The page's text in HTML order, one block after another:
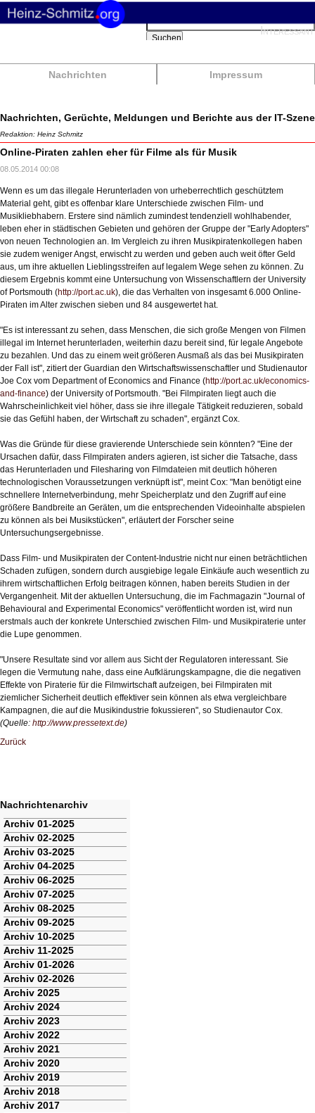
Nachrichten Impressum
Suchbegriffe
Suchen
Nachrichten, Gerüchte, Meldungen und Berichte aus der IT-Szene
Redaktion: Heinz Schmitz
Online-Piraten zahlen eher für Filme als für Musik
08.05.2014 00:08
Wenn es um das illegale Herunterladen von urheberrechtlich geschütztem
Material geht, gibt es offenbar klare Unterschiede zwischen Film- und
Musikliebhabern. Erstere sind nämlich zumindest tendenziell wohlhabender,
leben eher in städtischen Gebieten und gehören der Gruppe der "Early Adopters"
von neuen Technologien an. Im Vergleich zu ihren Musikpiratenkollegen haben
sie zudem weniger Angst, erwischt zu werden und geben auch weit öfter Geld
aus, um ihre aktuellen Lieblingsstreifen auf legalem Wege sehen zu können. Zu
diesem Ergebnis kommt eine Untersuchung von Wissenschaftlern der University
of Portsmouth (http://port.ac.uk), die das Verhalten von insgesamt 6.000 Online-
Piraten im Alter zwischen sieben und 84 ausgewertet hat.
"Es ist interessant zu sehen, dass Menschen, die sich große Mengen von Filmen
illegal im Internet herunterladen, weiterhin dazu bereit sind, für legale Angebote
zu bezahlen. Und das zu einem weit größeren Ausmaß als das bei Musikpiraten
der Fall ist", zitiert der Guardian den Wirtschaftswissenschaftler und Studienautor
Joe Cox vom Department of Economics and Finance (http://port.ac.uk/economics-
and-finance) der University of Portsmouth. "Bei Filmpiraten liegt auch die
Wahrscheinlichkeit viel höher, dass sie ihre illegale Tätigkeit reduzieren, sobald
sie das Gefühl haben, der Wirtschaft zu schaden", ergänzt Cox.
Was die Gründe für diese gravierende Unterschiede sein könnten? "Eine der
Ursachen dafür, dass Filmpiraten anders agieren, ist sicher die Tatsache, dass
das Herunterladen und Filesharing von Filmdateien mit deutlich höheren
technologischen Voraussetzungen verknüpft ist", meint Cox: "Man benötigt eine
schnellere Internetverbindung, mehr Speicherplatz und den Zugriff auf eine
größere Bandbreite an Geräten, um die entsprechenden Videoinhalte abspielen
zu können als bei Musikstücken", erläutert der Forscher seine
Untersuchungsergebnisse.
Dass Film- und Musikpiraten der Content-Industrie nicht nur einen beträchtlichen
Schaden zufügen, sondern durch ausgiebige legale Einkäufe auch wesentlich zu
ihrem wirtschaftlichen Erfolg beitragen können, haben bereits Studien in der
Vergangenheit. Mit der aktuellen Untersuchung, die im Fachmagazin "Journal of
Behavioural and Experimental Economics" veröffentlicht worden ist, wird nun
erstmals auch der konkrete Unterschied zwischen Film- und Musikpiraterie unter
die Lupe genommen.
"Unsere Resultate sind vor allem aus Sicht der Regulatoren interessant. Sie
legen die Vermutung nahe, dass eine Aufklärungskampagne, die die negativen
Effekte von Piraterie für die Filmwirtschaft aufzeigen, bei Filmpiraten mit
ziemlicher Sicherheit deutlich effektiver sein können als etwa vergleichbare
Kampagnen, die auf die Musikindustrie fokussieren", so Studienautor Cox.
(Quelle: http://www.pressetext.de)
Zurück
Nachrichtenarchiv
Navigation
überspringen
Archiv 01-2025
Archiv 02-2025
Archiv 03-2025
Archiv 04-2025
Archiv 06-2025
Archiv 07-2025
Archiv 08-2025
Archiv 09-2025
Archiv 10-2025
Archiv 11-2025
Archiv 01-2026
Archiv 02-2026
Archiv 2025
Archiv 2024
Archiv 2023
Archiv 2022
Archiv 2021
Archiv 2020
Archiv 2019
Archiv 2018
Archiv 2017